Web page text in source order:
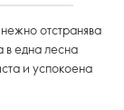
отстранява
в една лесна
и успокоена